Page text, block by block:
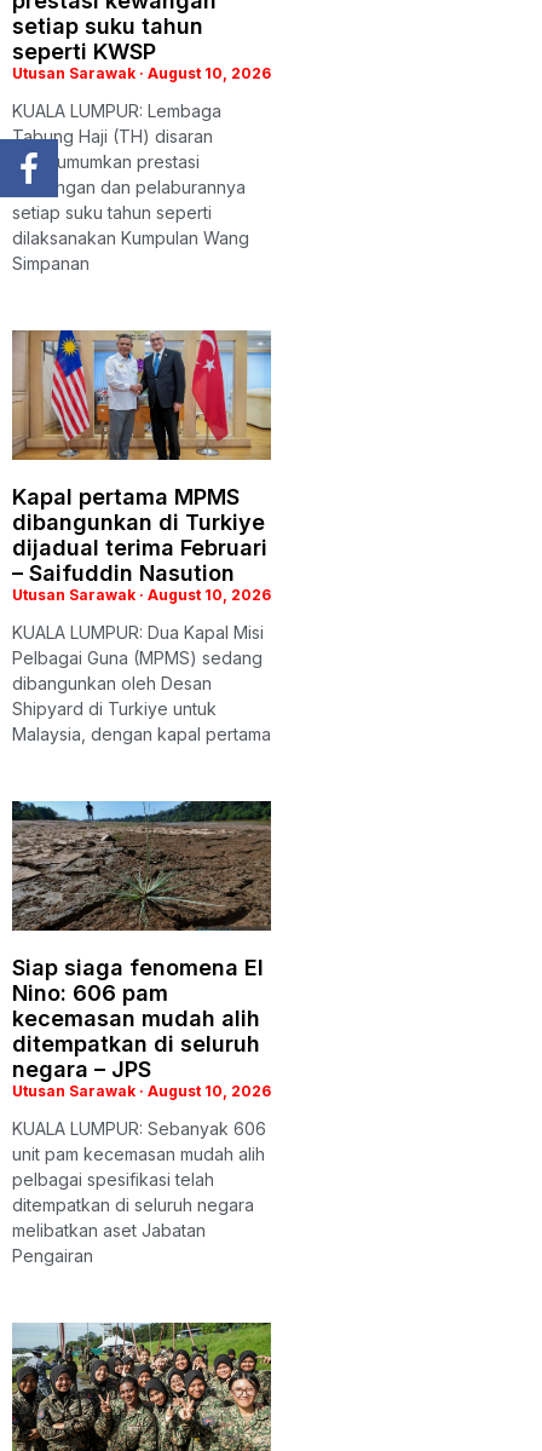
setiap suku tahun
seperti KWSP
Utusan Sarawak August 10, 2026
KUALA LUMPUR: Lembaga
Tabung Haji (TH) disaran
mengumumkan prestasi
kewangan dan pelaburannya
setiap suku tahun seperti
dilaksanakan Kumpulan Wang
Simpanan
Kapal pertama MPMS
dibangunkan di Turkiye
dijadual terima Februari
– Saifuddin Nasution
Utusan Sarawak August 10, 2026
KUALA LUMPUR: Dua Kapal Misi
Pelbagai Guna (MPMS) sedang
dibangunkan oleh Desan
Shipyard di Turkiye untuk
Malaysia, dengan kapal pertama
Siap siaga fenomena El
Nino: 606 pam
kecemasan mudah alih
ditempatkan di seluruh
negara – JPS
Utusan Sarawak August 10, 2026
KUALA LUMPUR: Sebanyak 606
unit pam kecemasan mudah alih
pelbagai spesifikasi telah
ditempatkan di seluruh negara
melibatkan aset Jabatan
Pengairan